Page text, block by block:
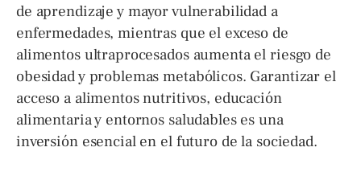
de aprendizaje y mayor vulnerabilidad a
enfermedades, mientras que el exceso de
alimentos ultraprocesados aumenta el riesgo de
obesidad y problemas metabólicos. Garantizar el
acceso a alimentos nutritivos, educación
alimentaria y entornos saludables es una
inversión esencial en el futuro de la sociedad.